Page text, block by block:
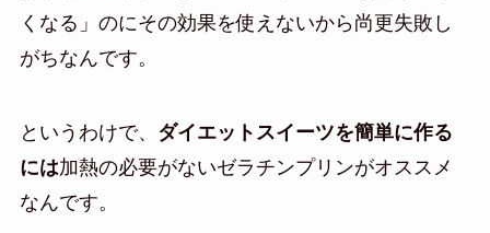
くなる」のにその効果を使えないから尚更失敗し
がちなんです。
というわけで、 ダイエットスイーツを簡単に作る
には加熱の必要がないゼラチンプリンがオススメ
なんです。